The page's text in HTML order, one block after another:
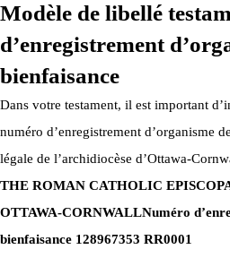
Modèle de libellé
d’enregistrement
bienfaisance
Dans votre testament, il est important
numéro d’enregistrement d’organisme
légale de l’archidiocèse d’Ottawa-
THE ROMAN CATHOLIC
OTTAWA-CORNWALLNuméro
bienfaisance 128967353 RR0001